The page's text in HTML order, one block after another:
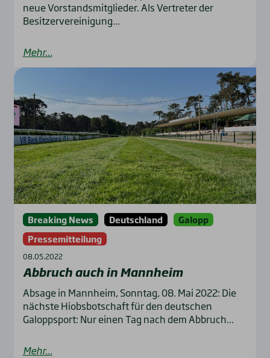
neue Vorstandsmitglieder. Als Vertreter der
Besitzervereinigung...
Mehr...
Breaking News Deutschland
Galopp
Pressemitteilung
08.05.2022
Abbruch auch in Mann­heim
Absage in Mannheim, Sonntag, 08. Mai 2022: Die
nächste Hiobsbotschaft für den deutschen
Galoppsport: Nur einen Tag nach dem Abbruch...
Mehr...